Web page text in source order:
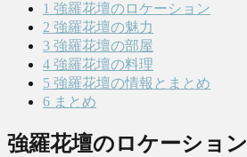
1 強羅花壇のロケーション
2 強羅花壇の魅力
3 強羅花壇の部屋
4 強羅花壇の料理
5 強羅花壇の情報とまとめ
6 まとめ
強羅花壇のロケーション